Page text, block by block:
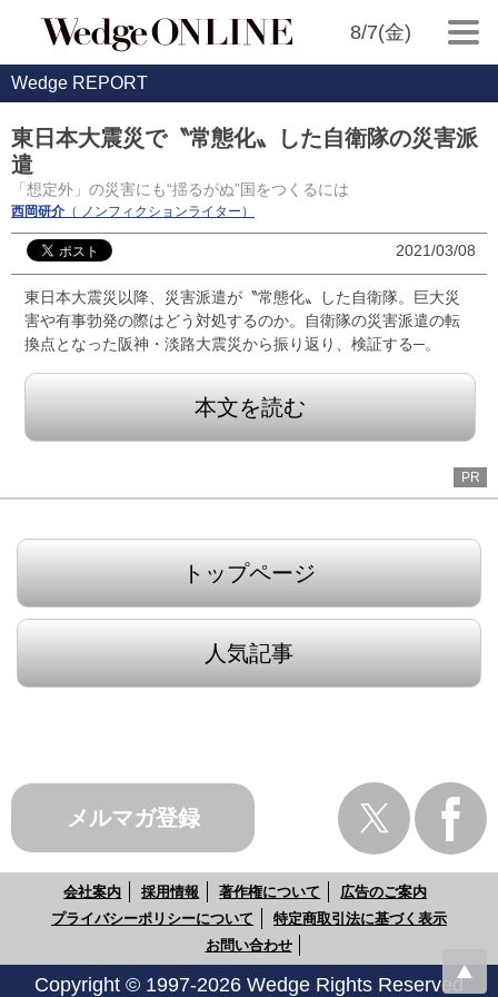
8/7(金)
Wedge REPORT
東日本大震災で〝常態化〟した自衛隊の災害派
遣
「想定外」の災害にも“揺るがぬ”国をつくるには
西岡研介 （ ノンフィクションライター）
2021/03/08
東日本大震災以降、災害派遣が〝常態化〟した自衛隊。巨大災
害や有事勃発の際はどう対処するのか。自衛隊の災害派遣の転
換点となった阪神・淡路大震災から振り返り、検証する─。
本文を読む
PR
トップページ
人気記事
メルマガ登録
会社案内 採用情報 著作権について
広告のご案内
プライバシーポリシーについて
特定商取引法に基づく表示
お問い合わせ
Copyright © 1997-2026 Wedge Rights Reserved